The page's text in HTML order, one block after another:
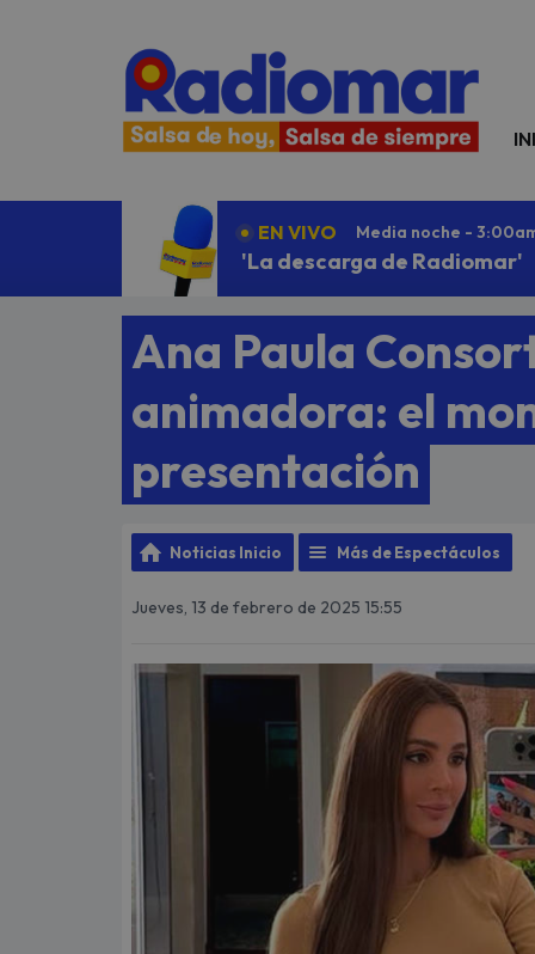
EN VIVO Media noche -
'La descarga de Radiomar'
Ana Paula
animadora: el
presentación
Noticias Inicio Más de Espectáculos
Jueves, 13 de febrero de 2025 15:55